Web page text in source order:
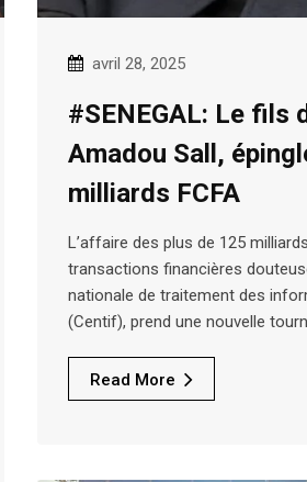
avril 28, 2025
#SENEGAL: Le fils
Amadou Sall,
milliards FCFA
L’affaire des plus de 125
transactions financières
nationale de traitement des
(Centif), prend une nouvelle
Read More